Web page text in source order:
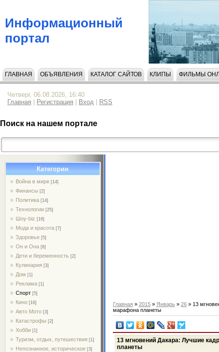
Информационный
портал
ГЛАВНАЯ ОБЪЯВЛЕНИЯ КАТАЛОГ САЙТОВ КЛИПЫ ФИЛЬМЫ
Четверг, 06.08.2026, 16:40
Главная
Регистрация Вход RSS
Поиск на нашем портале
Категории
Война в мире [14]
Финансы [2]
Политика [14]
Технологии [25]
Шоу-biz [16]
Мода и красота [7]
Здоровье [5]
Он и Она [6]
Дети и беременность [2]
Кулинария [3]
Дом [1]
Реклама [1]
Спорт [5]
Кино [16]
Авто Мото [3]
Катастрофы [2]
Хобби [1]
Туризм, отдых, путешествия [1]
Непознанное, историческое [3]
Главная » 2015 » Январь » 26» 13
марафона планеты
13 мгновений Дакара: Лучшие
планеты